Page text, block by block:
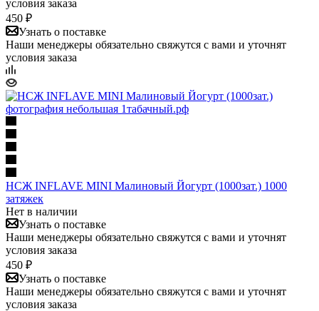
условия заказа
450 ₽
Узнать о поставке
Наши менеджеры обязательно свяжутся с вами и уточнят
условия заказа
НСЖ INFLAVE MINI Малиновый Йогурт (1000зат.) 1000
затяжек
Нет в наличии
Узнать о поставке
Наши менеджеры обязательно свяжутся с вами и уточнят
условия заказа
450 ₽
Узнать о поставке
Наши менеджеры обязательно свяжутся с вами и уточнят
условия заказа